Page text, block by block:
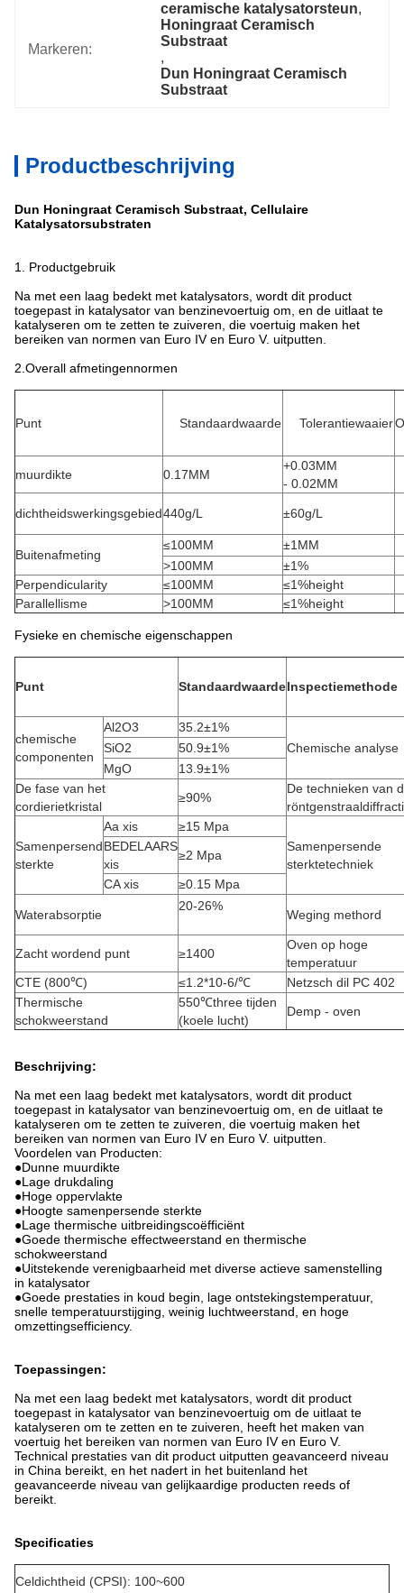
Markeren:
ceramische katalysatorsteun,
Honingraat Ceramisch
Substraat
,
Dun Honingraat Ceramisch
Substraat
Productbeschrijving
Dun Honingraat Ceramisch Substraat, Cellulaire
Katalysatorsubstraten
1. Productgebruik
Na met een laag bedekt met katalysators, wordt dit product
toegepast in katalysator van benzinevoertuig om, en de uitlaat te
katalyseren om te zetten te zuiveren, die voertuig maken het
bereiken van normen van Euro IV en Euro V. uitputten.
2.Overall afmetingennormen
Punt Standaardwaarde Tolerantiewaaier
muurdikte 0.17MM
+0.03MM
- 0.02MM
dichtheidswerkingsgebied440g/L ±60g/L
Buitenafmeting
≤100MM
±1MM
>100MM
±1%
Perpendicularity
≤100MM
≤1%height
Parallellisme
>100MM ≤1%height
Fysieke en chemische eigenschappen
Punt StandaardwaardeInspectiemethode
chemische
componenten
Al2O3
35.2±1%
Chemische analyse
SiO2
50.9±1%
MgO
13.9±1%
De fase van het
cordierietkristal
≥90%
De technieken van
Samenpersend
sterkte
Aa xis
≥15 Mpa
Samenpersende
sterktetechniek
BEDELAARS
xis
≥2 Mpa
CA xis
≥0.15 Mpa
Waterabsorptie
20-26%
Weging methord
Zacht wordend punt ≥1400
Oven op hoge
temperatuur
CTE (800℃)
≤1.2*10-6/℃
Netzsch dil PC 402
Thermische
schokweerstand
550℃three tijden
(koele lucht)
Demp - oven
Beschrijving:
Na met een laag bedekt met katalysators, wordt dit product
toegepast in katalysator van benzinevoertuig om, en de uitlaat te
katalyseren om te zetten te zuiveren, die voertuig maken het
bereiken van normen van Euro IV en Euro V. uitputten.
Voordelen van Producten:
●Dunne muurdikte
●Lage drukdaling
●Hoge oppervlakte
●Hoogte samenpersende sterkte
●Lage thermische uitbreidingscoëfficiënt
●Goede thermische effectweerstand en thermische
schokweerstand
●Uitstekende verenigbaarheid met diverse actieve samenstelling
in katalysator
●Goede prestaties in koud begin, lage ontstekingstemperatuur,
snelle temperatuurstijging, weinig luchtweerstand, en hoge
omzettingsefficiency.
Toepassingen:
Na met een laag bedekt met katalysators, wordt dit product
toegepast in katalysator van benzinevoertuig om de uitlaat te
katalyseren om te zetten en te zuiveren, heeft het maken van
voertuig het bereiken van normen van Euro IV en Euro V.
Technical prestaties van dit product uitputten geavanceerd niveau
in China bereikt, en het nadert in het buitenland het
geavanceerde niveau van gelijkaardige producten reeds of
bereikt.
Specificaties
Celdichtheid (CPSI): 100~600